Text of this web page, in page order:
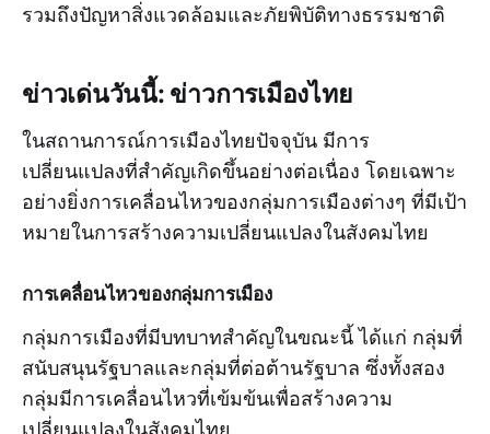
รวมถึงปัญหาสิ่งแวดล้อมและภัยพิบัติทางธรรมชาติ
ข่าวเด่นวันนี้: ข่าวการเมืองไทย
ในสถานการณ์การเมืองไทยปัจจุบัน มีการ
เปลี่ยนแปลงที่สำคัญเกิดขึ้นอย่างต่อเนื่อง โดยเฉพาะ
อย่างยิ่งการเคลื่อนไหวของกลุ่มการเมืองต่างๆ ที่มีเป้า
หมายในการสร้างความเปลี่ยนแปลงในสังคมไทย
การเคลื่อนไหวของกลุ่มการเมือง
กลุ่มการเมืองที่มีบทบาทสำคัญในขณะนี้ ได้แก่ กลุ่มที่
สนับสนุนรัฐบาลและกลุ่มที่ต่อต้านรัฐบาล ซึ่งทั้งสอง
กลุ่มมีการเคลื่อนไหวที่เข้มข้นเพื่อสร้างความ
เปลี่ยนแปลงในสังคมไทย